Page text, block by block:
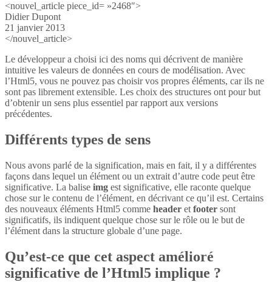
<nouvel_article piece_id= »2468″>
Didier Dupont
21 janvier 2013
</nouvel_article>
Le développeur a choisi ici des noms qui décrivent de manière
intuitive les valeurs de données en cours de modélisation. Avec
l’Html5, vous ne pouvez pas choisir vos propres éléments, car ils ne
sont pas librement extensible. Les choix des structures ont pour but
d’obtenir un sens plus essentiel par rapport aux versions
précédentes.
Différents types de sens
Nous avons parlé de la signification, mais en fait, il y a différentes
façons dans lequel un élément ou un extrait d’autre code peut être
significative. La balise img est significative, elle raconte quelque
chose sur le contenu de l’élément, en décrivant ce qu’il est. Certains
des nouveaux éléments Html5 comme header et footer sont
significatifs, ils indiquent quelque chose sur le rôle ou le but de
l’élément dans la structure globale d’une page.
Qu’est-ce que cet aspect amélioré
significative de l’Html5 implique ?